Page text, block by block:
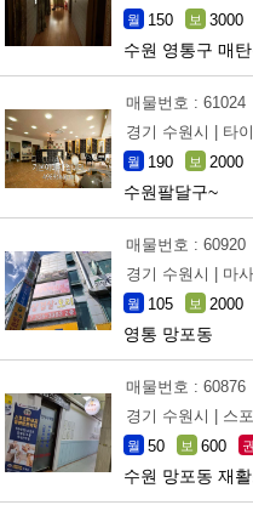
월 150 보 3000
수원 영통구 매
매물번호 : 61024
경기 수원시 |
타이
월 190 보 2000
수원팔달구~
매물번호 : 60920
경기 수원시 |
마
월 105 보 2000
영통 망포동
매물번호 : 60876
경기 수원시 |
스포
월 50 보 600 권
수원 망포동 재